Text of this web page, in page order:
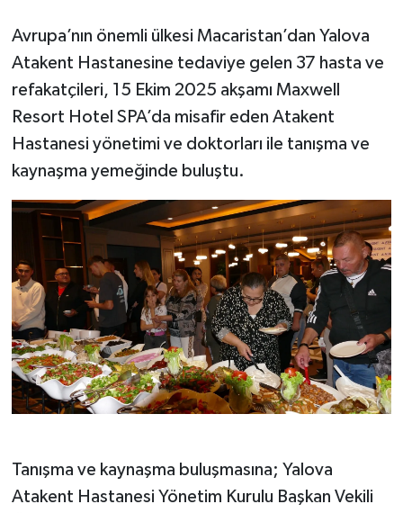
Avrupa’nın önemli ülkesi Macaristan’dan Yalova
Atakent Hastanesine tedaviye gelen 37 hasta ve
refakatçileri, 15 Ekim 2025 akşamı Maxwell
Resort Hotel SPA’da misafir eden Atakent
Hastanesi yönetimi ve doktorları ile tanışma ve
kaynaşma yemeğinde buluştu.
Tanışma ve kaynaşma buluşmasına; Yalova
Atakent Hastanesi Yönetim Kurulu Başkan Vekili